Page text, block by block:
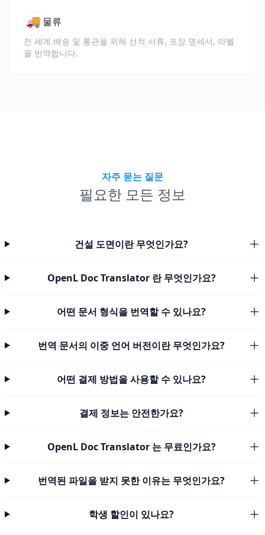
🚚 물류
전 세계 배송 및 통관을 위해 선적 서류, 포장 명세서, 라벨
을 번역합니다.
자주 묻는 질문
필요한 모든 정보
건설 도면이란 무엇인가요?
OpenL Doc Translator 란 무엇인가요?
어떤 문서 형식을 번역할 수 있나요?
번역 문서의 이중 언어 버전이란 무엇인가요?
어떤 결제 방법을 사용할 수 있나요?
결제 정보는 안전한가요?
OpenL Doc Translator 는 무료인가요?
번역된 파일을 받지 못한 이유는 무엇인가요?
학생 할인이 있나요?